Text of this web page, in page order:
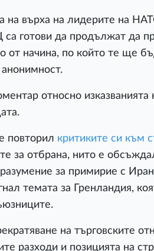
на върха на лидерите на
готови да продължат да
от начина, по който те ще
относно изказванията
повторил критиките си към
за отбрана, нито е
за примирие с
темата за Гренландия,
на търговските
разходи и позицията на